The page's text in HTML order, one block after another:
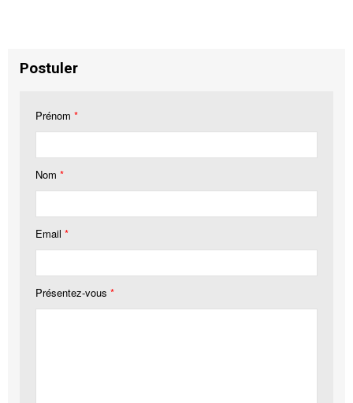
Postuler
Prénom *
Nom *
Email *
Présentez-vous *